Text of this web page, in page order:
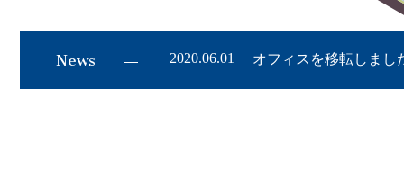
News 2020.06.01 オフィスを移転しまし